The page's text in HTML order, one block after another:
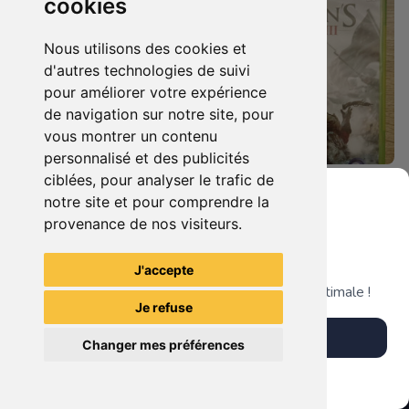
cookies
Nous utilisons des cookies et
d'autres technologies de suivi
pour améliorer votre expérience
de navigation sur notre site, pour
vous montrer un contenu
personnalisé et des publicités
ciblées, pour analyser le trafic de
notre site et pour comprendre la
provenance de nos visiteurs.
J'accepte
Je refuse
Changer mes préférences
6.90 € 0
Assassin's Creed 4 - Black Flag - Edition Benelux Xbox 360
4.90 €
TheGamingR83
Grenier du Geek
Télécharge notre app pour une expérience optimale !
Télécharger l'app